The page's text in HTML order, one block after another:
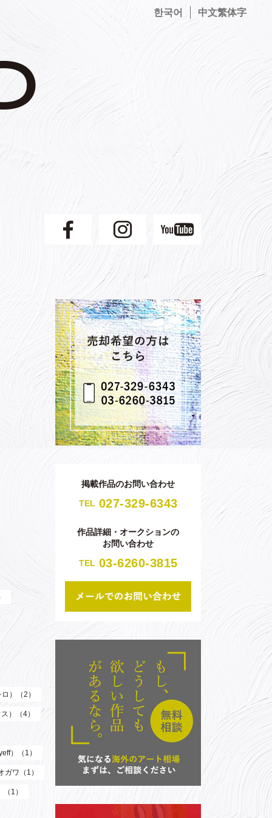
한국어 中文繁体字
）（2）
）（4）
）（1）
ガワ（1）
1）
掲載作品のお問い合わせ
TEL 027-329-6343
作品詳細・オークションの
お問い合わせ
TEL 03-6260-3815